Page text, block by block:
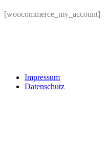
[woocommerce_my_account]
Impressum
Datenschutz